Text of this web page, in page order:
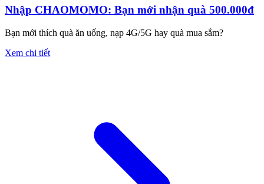
Nhập CHAOMOMO: Bạn mới nhận quà 500.000đ
Bạn mới thích quà ăn uống, nạp 4G/5G hay quà mua sắm?
Xem chi tiết